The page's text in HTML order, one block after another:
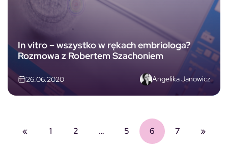
In vitro – wszystko w rękach embriologa?
Rozmowa z Robertem Szachoniem
26.06.2020 Angelika Janowicz
« 1 2 … 5 6 7 »